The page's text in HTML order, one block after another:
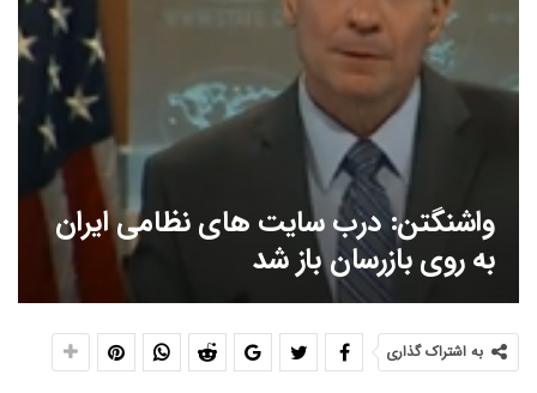
واشنگتن: درب سایت های نظامی ایران
به روی بازرسان باز شد
به اشتراک گذاری